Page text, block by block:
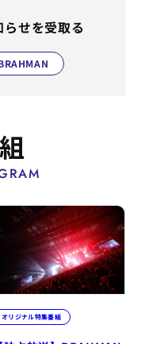
せを受取る
オリジナル特集番組